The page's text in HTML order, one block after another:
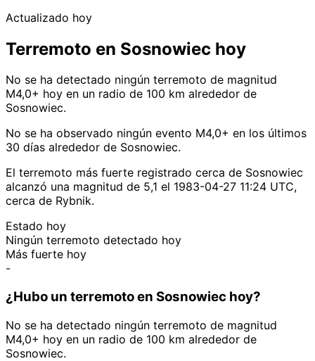
Actualizado hoy
Terremoto en Sosnowiec hoy
No se ha detectado ningún terremoto de magnitud
M4,0+ hoy en un radio de 100 km alrededor de
Sosnowiec.
No se ha observado ningún evento M4,0+ en los últimos
30 días alrededor de Sosnowiec.
El terremoto más fuerte registrado cerca de Sosnowiec
alcanzó una magnitud de 5,1 el 1983-04-27 11:24 UTC,
cerca de Rybnik.
Estado hoy
Ningún terremoto detectado hoy
Más fuerte hoy
-
¿Hubo un terremoto en Sosnowiec hoy?
No se ha detectado ningún terremoto de magnitud
M4,0+ hoy en un radio de 100 km alrededor de
Sosnowiec.